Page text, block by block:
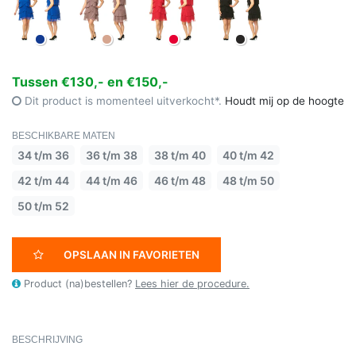
Tussen €130,- en €150,-
Dit product is momenteel uitverkocht*. Houdt mij op de hoogte
BESCHIKBARE MATEN
34 t/m 36 36 t/m 38 38 t/m 40
40 t/m 42
42 t/m 44
44 t/m 46 46 t/m 48
48 t/m 50
50 t/m 52
OPSLAAN IN FAVORIETEN
Product (na)bestellen? Lees hier de procedure.
BESCHRIJVING